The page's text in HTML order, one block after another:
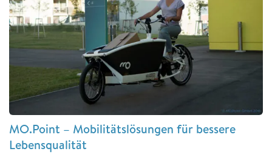
MO.Point – Mobilitätslösungen für bessere
Lebensqualität